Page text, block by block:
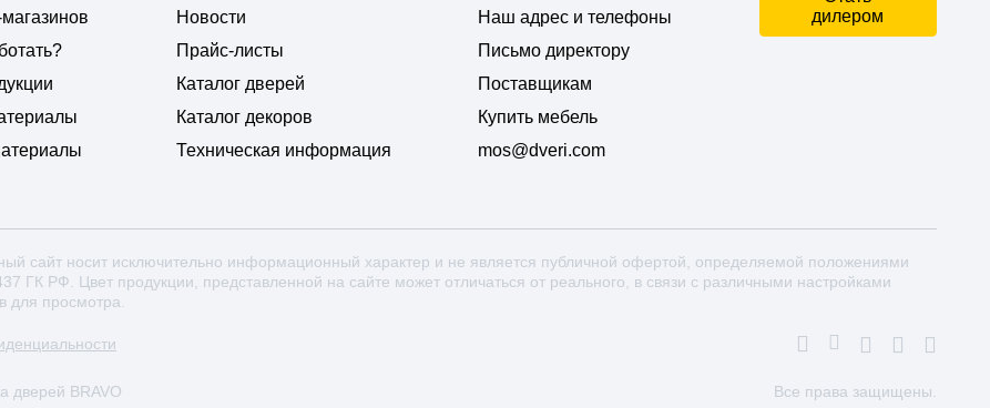
Новости
Прайс-листы
Каталог дверей
Каталог декоров
Техническая информация
Наш адрес и телефоны
Письмо директору
Поставщикам
Купить мебель
mos@dveri.com
дилером
сайт носит исключительно информационный характер и не является публичной офертой, определяемой положениями
ГК РФ. Цвет продукции, представленной на сайте может отличаться от реального, в связи с различными настройками
для просмотра.
дверей BRAVO Все права защищены.